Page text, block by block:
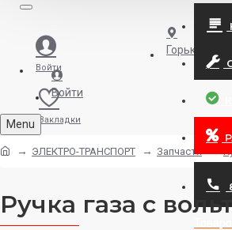
Войти
Закладки
Горького 55
Войти
Menu
ЭЛЕКТРО-ТРАНСПОРТ Запчасти
Ручка газа с